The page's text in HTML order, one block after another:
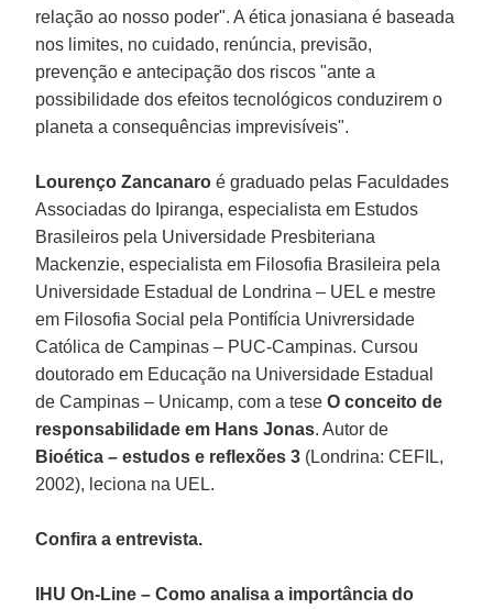
relação ao nosso poder". A ética jonasiana é baseada
nos limites, no cuidado, renúncia, previsão,
prevenção e antecipação dos riscos "ante a
possibilidade dos efeitos tecnológicos conduzirem o
planeta a consequências imprevisíveis".
Lourenço Zancanaro é graduado pelas Faculdades
Associadas do Ipiranga, especialista em Estudos
Brasileiros pela Universidade Presbiteriana
Mackenzie, especialista em Filosofia Brasileira pela
Universidade Estadual de Londrina – UEL e mestre
em Filosofia Social pela Pontifícia Univrersidade
Católica de Campinas – PUC-Campinas. Cursou
doutorado em Educação na Universidade Estadual
de Campinas – Unicamp, com a teseO conceito de
responsabilidade em Hans Jonas. Autor de
Bioética – estudos e reflexões 3 (Londrina: CEFIL,
2002), leciona na UEL.
Confira a entrevista.
IHU On-Line – Como analisa a importância do